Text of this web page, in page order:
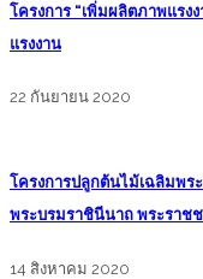
โครงการ “เพิ่มผลิตภาพแรง
แรงงาน
22 กันยายน 2020
โครงการปลูกต้นไม้เฉลิมพร
พระบรมราชินีนาถ พระราช
14 สิงหาคม 2020